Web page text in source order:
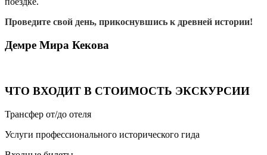
Проведите свой день, прикоснувшись к древней истории!
Демре Мира Кекова
ЧТО ВХОДИТ В СТОИМОСТЬ ЭКСКУРСИИ
Трансфер от/до отеля
Услуги профессионального исторического гида